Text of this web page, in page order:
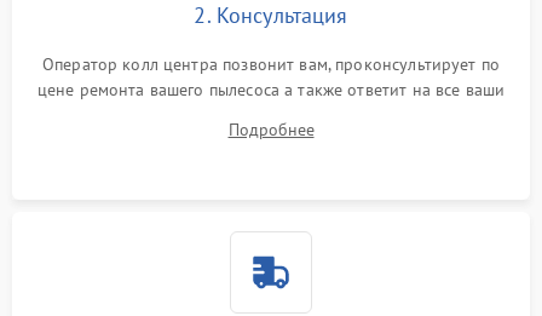
2. Консультация
Оператор колл центра позвонит вам, проконсультирует по
цене ремонта вашего пылесоса а также ответит на все ваши
Подробнее